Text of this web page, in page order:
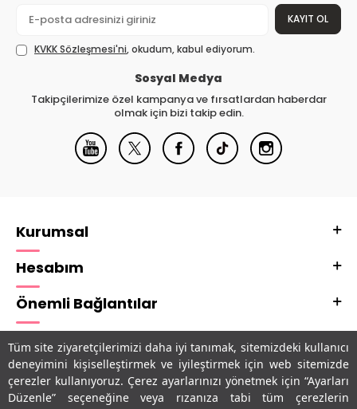
Tüm site ziyaretçilerimizi daha iyi tanımak, sitemizdeki kullanıcı
deneyimini kişiselleştirmek ve iyileştirmek için web sitemizde
çerezler kullanıyoruz. Çerez ayarlarınızı yönetmek için “Ayarları
Düzenle” seçeneğine veya rızanıza tabi tüm çerezlerin
KAYIT OL
KVKK Sözleşmesi'ni, okudum, kabul ediyorum.
Sosyal Medya
Takipçilerimize özel kampanya ve fırsatlardan haberdar
olmak için bizi takip edin.
Kurumsal
Hesabım
Önemli Bağlantılar
Adres & İletişim
Uygulamalarımız